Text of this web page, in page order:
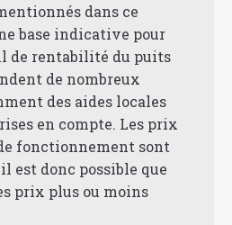
dans ce
base indicative pour
de rentabilité du puits
de nombreux
des aides locales
en compte. Les prix
fonctionnement sont
est donc possible que
prix plus ou moins